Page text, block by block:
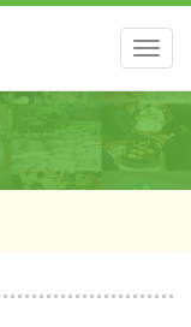
メ
ニ
ー